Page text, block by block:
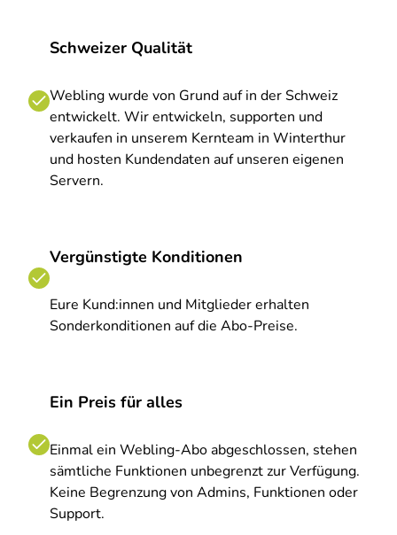
Schweizer Qualität
Webling wurde von Grund auf in der Schweiz
entwickelt. Wir entwickeln, supporten und
verkaufen in unserem Kernteam in Winterthur
und hosten Kundendaten auf unseren eigenen
Servern.
Vergünstigte Konditionen
Eure Kund:innen und Mitglieder erhalten
Sonderkonditionen auf die Abo-Preise.
Ein Preis für alles
Einmal ein Webling-Abo abgeschlossen, stehen
sämtliche Funktionen unbegrenzt zur Verfügung.
Keine Begrenzung von Admins, Funktionen oder
Support.